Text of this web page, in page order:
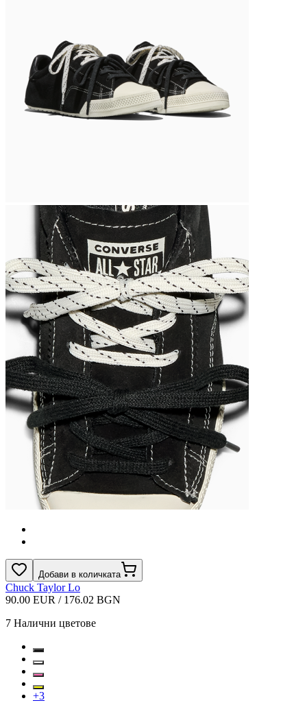
Добави в количката
Chuck Taylor Lo
90.00 EUR / 176.02 BGN
7 Налични цветове
+3